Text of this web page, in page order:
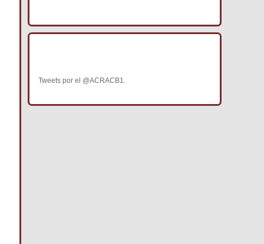
Tweets por el @ACRACB1.